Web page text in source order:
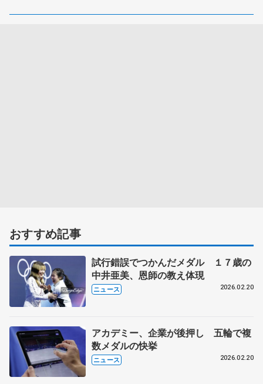
おすすめ記事
試行錯誤でつかんだメダル １７歳の
中井亜美、恩師の教え体現
ニュース 2026.02.20
アカデミー、企業が後押し 五輪で複
数メダルの快挙
ニュース 2026.02.20